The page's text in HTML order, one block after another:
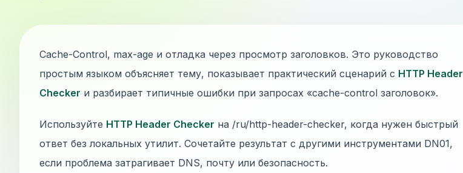
Cache-Control, max-age и отладка через просмотр заголовков. Это руководство
простым языком объясняет тему, показывает практический сценарий с HTTP Header
Checker и разбирает типичные ошибки при запросах «cache-control заголовок».
Используйте HTTP Header Checker на /ru/http-header-checker, когда нужен быстрый
ответ без локальных утилит. Сочетайте результат с другими инструментами DN01,
если проблема затрагивает DNS, почту или безопасность.